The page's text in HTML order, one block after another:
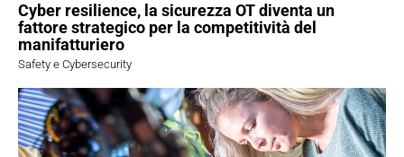
Cyber resilience, la sicurezza OT diventa un
fattore strategico per la competitività del
manifatturiero
Safety e Cybersecurity